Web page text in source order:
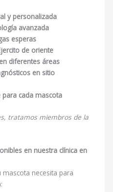
y personalizada
avanzada
esperas
de oriente
diferentes áreas
en sitio
cada mascota
tratamos miembros de la
en nuestra clínica en
necesita para